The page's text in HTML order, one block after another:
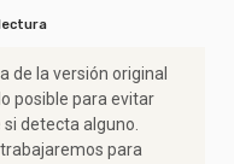
de la versión original
posible para evitar
detecta alguno.
para